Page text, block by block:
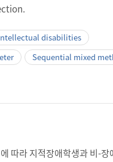
disabilities
Sequential mixed
따라 지적장애학생과 비-장